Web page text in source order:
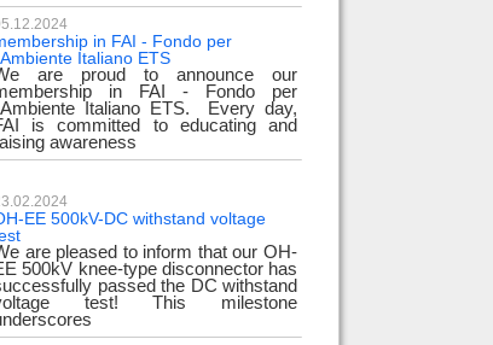
in FAI - Fondo per
Italiano ETS
are proud to announce our
in FAI - Fondo per
Italiano ETS. Every day,
is committed to educating and
awareness
EE 500kV-DC withstand voltage
are pleased to inform that our OH-
500kV knee-type disconnector has
passed the DC withstand
test! This milestone